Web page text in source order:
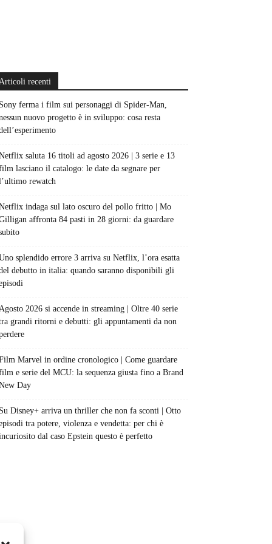
recenti
Sony ferma i film sui personaggi di Spider-Man,
nuovo progetto è in sviluppo: cosa resta
saluta 16 titoli ad agosto 2026 | 3 serie e 13
lasciano il catalogo: le date da segnare per
rewatch
indaga sul lato oscuro del pollo fritto | Mo
affronta 84 pasti in 28 giorni: da guardare
splendido errore 3 arriva su Netflix, l’ora esatta
debutto in italia: quando saranno disponibili gli
2026 si accende in streaming | Oltre 40 serie
grandi ritorni e debutti: gli appuntamenti da non
Marvel in ordine cronologico | Come guardare
e serie del MCU: la sequenza giusta fino a Brand
Day
Su Disney+ arriva un thriller che non fa sconti | Otto
tra potere, violenza e vendetta: per chi è
dal caso Epstein questo è perfetto